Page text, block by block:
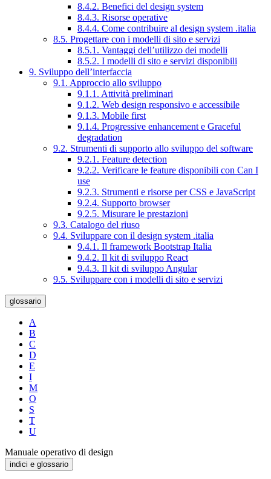
8.4.2. Benefici del design system
8.4.3. Risorse operative
8.4.4. Come contribuire al design system .italia
8.5. Progettare con i modelli di sito e servizi
8.5.1. Vantaggi dell’utilizzo dei modelli
8.5.2. I modelli di sito e servizi disponibili
9. Sviluppo dell’interfaccia
9.1. Approccio allo sviluppo
9.1.1. Attività preliminari
9.1.2. Web design responsivo e accessibile
9.1.3. Mobile first
9.1.4. Progressive enhancement e Graceful
degradation
9.2. Strumenti di supporto allo sviluppo del software
9.2.1. Feature detection
9.2.2. Verificare le feature disponibili con Can I
use
9.2.3. Strumenti e risorse per CSS e JavaScript
9.2.4. Supporto browser
9.2.5. Misurare le prestazioni
9.3. Catalogo del riuso
9.4. Sviluppare con il design system .italia
9.4.1. Il framework Bootstrap Italia
9.4.2. Il kit di sviluppo React
9.4.3. Il kit di sviluppo Angular
9.5. Sviluppare con i modelli di sito e servizi
glossario
A
B
C
D
E
I
M
O
S
T
U
Manuale operativo di design
indici e glossario